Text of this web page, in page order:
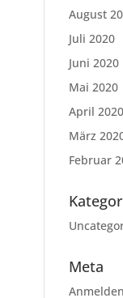
August
Juli 2020
Juni 2020
Mai 2020
April 2020
März
Februar
Meta
Anmelden